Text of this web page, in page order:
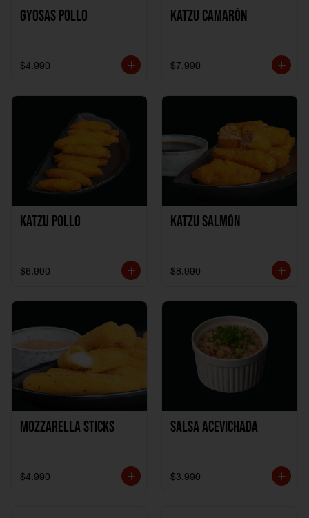
Gyosas Pollo
$4.990
Katzu Camarón
$7.990
Katzu Pollo
$6.990
Katzu Salmón
$8.990
Mozzarella Sticks
$4.990
Salsa Acevichada
$3.990